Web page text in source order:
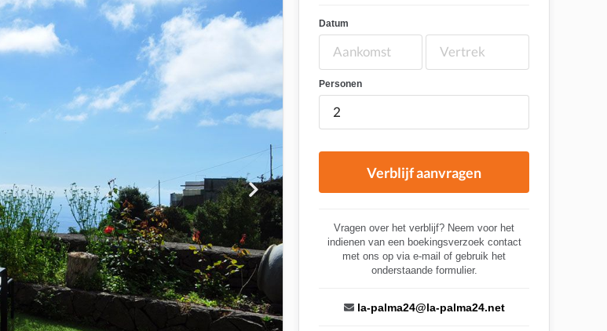
Datum
Personen
Verblijf aanvragen
Vragen over het verblijf? Neem voor het
indienen van een boekingsverzoek contact
met ons op via e-mail of gebruik het
onderstaande formulier.
la-palma24@la-palma24.net